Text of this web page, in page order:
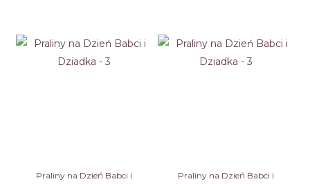
Praliny na Dzień Babci i
Praliny na Dzień Babci i